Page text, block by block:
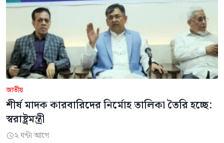
জাতীয়
শীর্ষ মাদক কারবারিদের নির্মোহ তালিকা তৈরি হচ্ছে:
স্বরাষ্ট্রমন্ত্রী
২ ঘন্টা আগে